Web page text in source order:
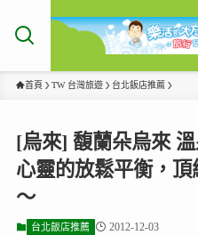
首頁 TW 台灣旅遊 台北飯店推薦
[烏來] 馥蘭朵烏來
心靈的放鬆平衡，
～
台北飯店推薦 2012-12-03